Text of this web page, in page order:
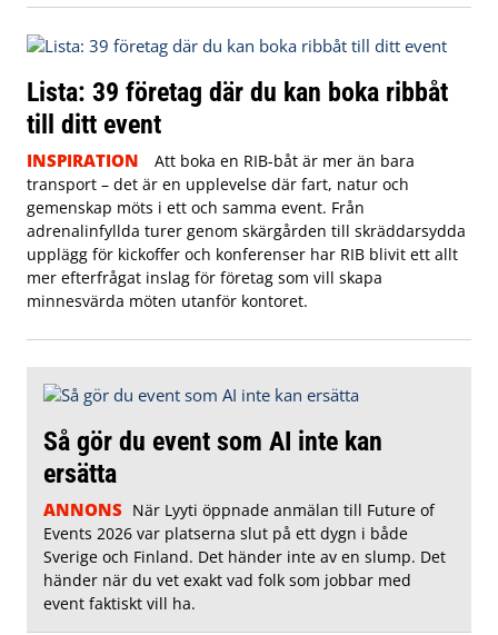
Lista: 39 företag där du kan boka ribbåt
till ditt event
INSPIRATION
Att boka en RIB-båt är mer än bara
transport – det är en upplevelse där fart, natur och
gemenskap möts i ett och samma event. Från
adrenalinfyllda turer genom skärgården till skräddarsydda
upplägg för kickoffer och konferenser har RIB blivit ett allt
mer efterfrågat inslag för företag som vill skapa
minnesvärda möten utanför kontoret.
Så gör du event som AI inte kan
ersätta
ANNONS När Lyyti öppnade anmälan till Future of
Events 2026 var platserna slut på ett dygn i både
Sverige och Finland. Det händer inte av en slump. Det
händer när du vet exakt vad folk som jobbar med
event faktiskt vill ha.